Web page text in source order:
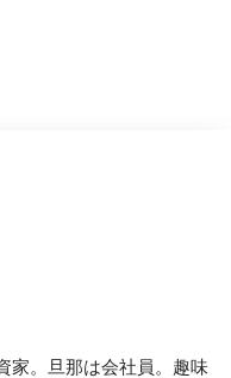
家。旦那は会社員。趣味